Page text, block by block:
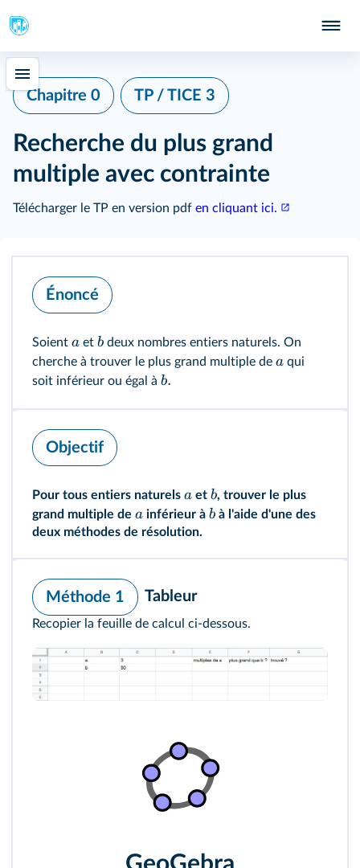
Chapitre 0 TP / TICE 3
Recherche du plus grand
multiple avec contrainte
Télécharger le TP en version pdf en cliquant ici.
Énoncé
Soient a et b deux nombres entiers naturels. On
cherche à trouver le plus grand multiple de a qui
soit inférieur ou égal à b.
Objectif
Pour tous entiers naturels a et b, trouver le plus
grand multiple de a inférieur à b à l'aide d'une des
deux méthodes de résolution.
Méthode 1 Tableur
Recopier la feuille de calcul ci-dessous.